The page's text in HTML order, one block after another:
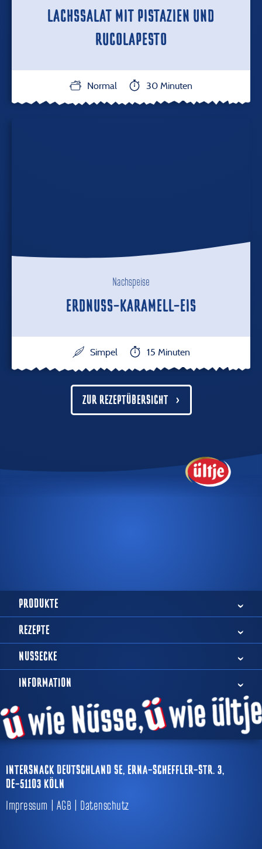
LACHSSALAT MIT PISTAZIEN UND
RUCOLAPESTO
Normal 30 Minuten
Nachspeise
ERDNUSS-KARAMELL-EIS
Simpel 15 Minuten
ZUR REZEPTÜBERSICHT
PRODUKTE
REZEPTE
NUSSECKE
INFORMATION
INTERSNACK DEUTSCHLAND SE, ERNA-SCHEFFLER-STR. 3,
DE-51103 KÖLN
Impressum
AGB Datenschutz